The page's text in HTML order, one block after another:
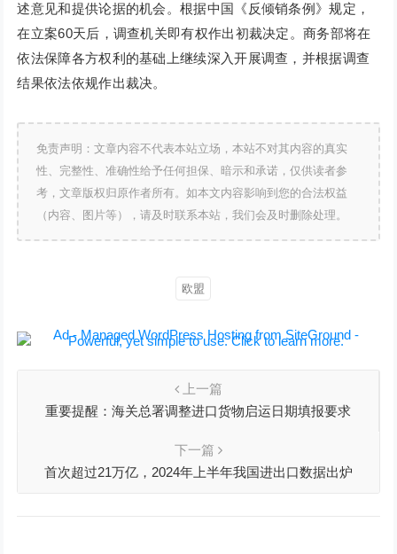
述意见和提供论据的机会。根据中国《反倾销条例》规定，
在立案60天后，调查机关即有权作出初裁决定。商务部将在
依法保障各方权利的基础上继续深入开展调查，并根据调查
结果依法依规作出裁决。
免责声明：文章内容不代表本站立场，本站不对其内容的真实
性、完整性、准确性给予任何担保、暗示和承诺，仅供读者参
考，文章版权归原作者所有。如本文内容影响到您的合法权益
（内容、图片等），请及时联系本站，我们会及时删除处理。
欧盟
上一篇
重要提醒：海关总署调整进口货物启运日期填报要求
下一篇
首次超过21万亿，2024年上半年我国进出口数据出炉